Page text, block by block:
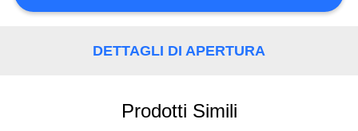
DETTAGLI DI APERTURA
Prodotti Simili